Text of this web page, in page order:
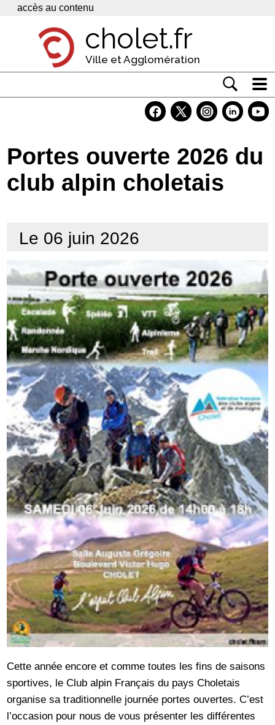
Panneau de gestion des cookies
accès au contenu
cholet.fr
Ville et Agglomération
Economie
Services
Portes ouverte 2026 du
club alpin choletais
Le 06 juin 2026
Cette année encore et comme toutes les fins de saisons
sportives, le Club alpin Français du pays Choletais
organise sa traditionnelle journée portes ouvertes. C’est
l’occasion pour nous de vous présenter les différentes